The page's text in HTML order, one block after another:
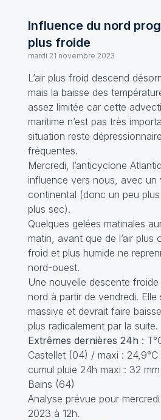
Influence du nord
plus froide
mardi 21 novembre 2023
L’air plus froid descend
mais la baisse des
assez limitée car cette
maritime n’est pas très
situation reste
fréquentes.
Mercredi, l’anticyclone
influence vers nous, avec un
continental (donc un peu
plus sec).
Quelques gelées matinales
matin, avant que de l’air plus
froid et plus humide ne
nord-ouest.
Une nouvelle descente froide
nord à partir de vendredi. Elle
massive et devrait faire
plus radicalement par la suite.
Extrêmes dernières 24h :
Castellet (04) / maxi :
cumul pluie 24h maxi : 32
Bains (64)
Analyse prévue pour
2023 à 12h.